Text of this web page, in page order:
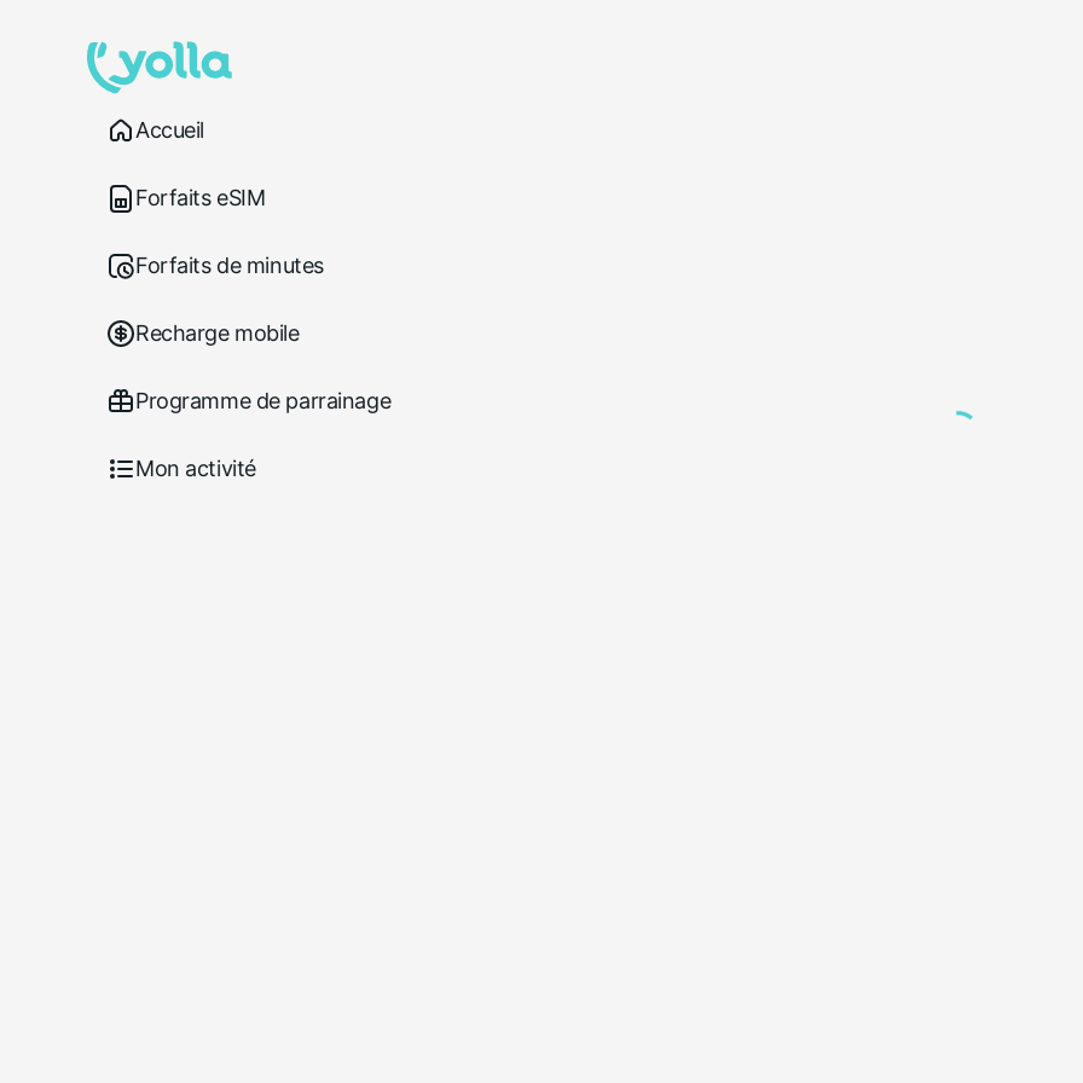
Accueil
Forfaits eSIM
Forfaits de minutes
Recharge mobile
Programme de parrainage
Mon activité